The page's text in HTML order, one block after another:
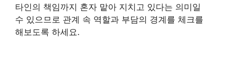
타인의 책임까지 혼자 맡아 지치고 있다는 의미일
수 있으므로 관계 속 역할과 부담의 경계를 체크를
해보도록 하세요.